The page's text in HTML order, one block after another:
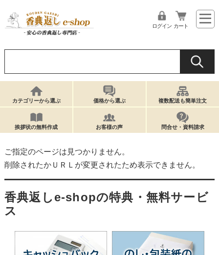
ログイン カート
カテゴリーから選ぶ 価格から選ぶ 複数配送も簡単注文
挨拶状の無料作成 お客様の声 問合せ・資料請求
ご指定のページは見つかりません。
削除されたかＵＲＬが変更されたため表示できません。
香典返しe-shopの特典・無料サービ
ス